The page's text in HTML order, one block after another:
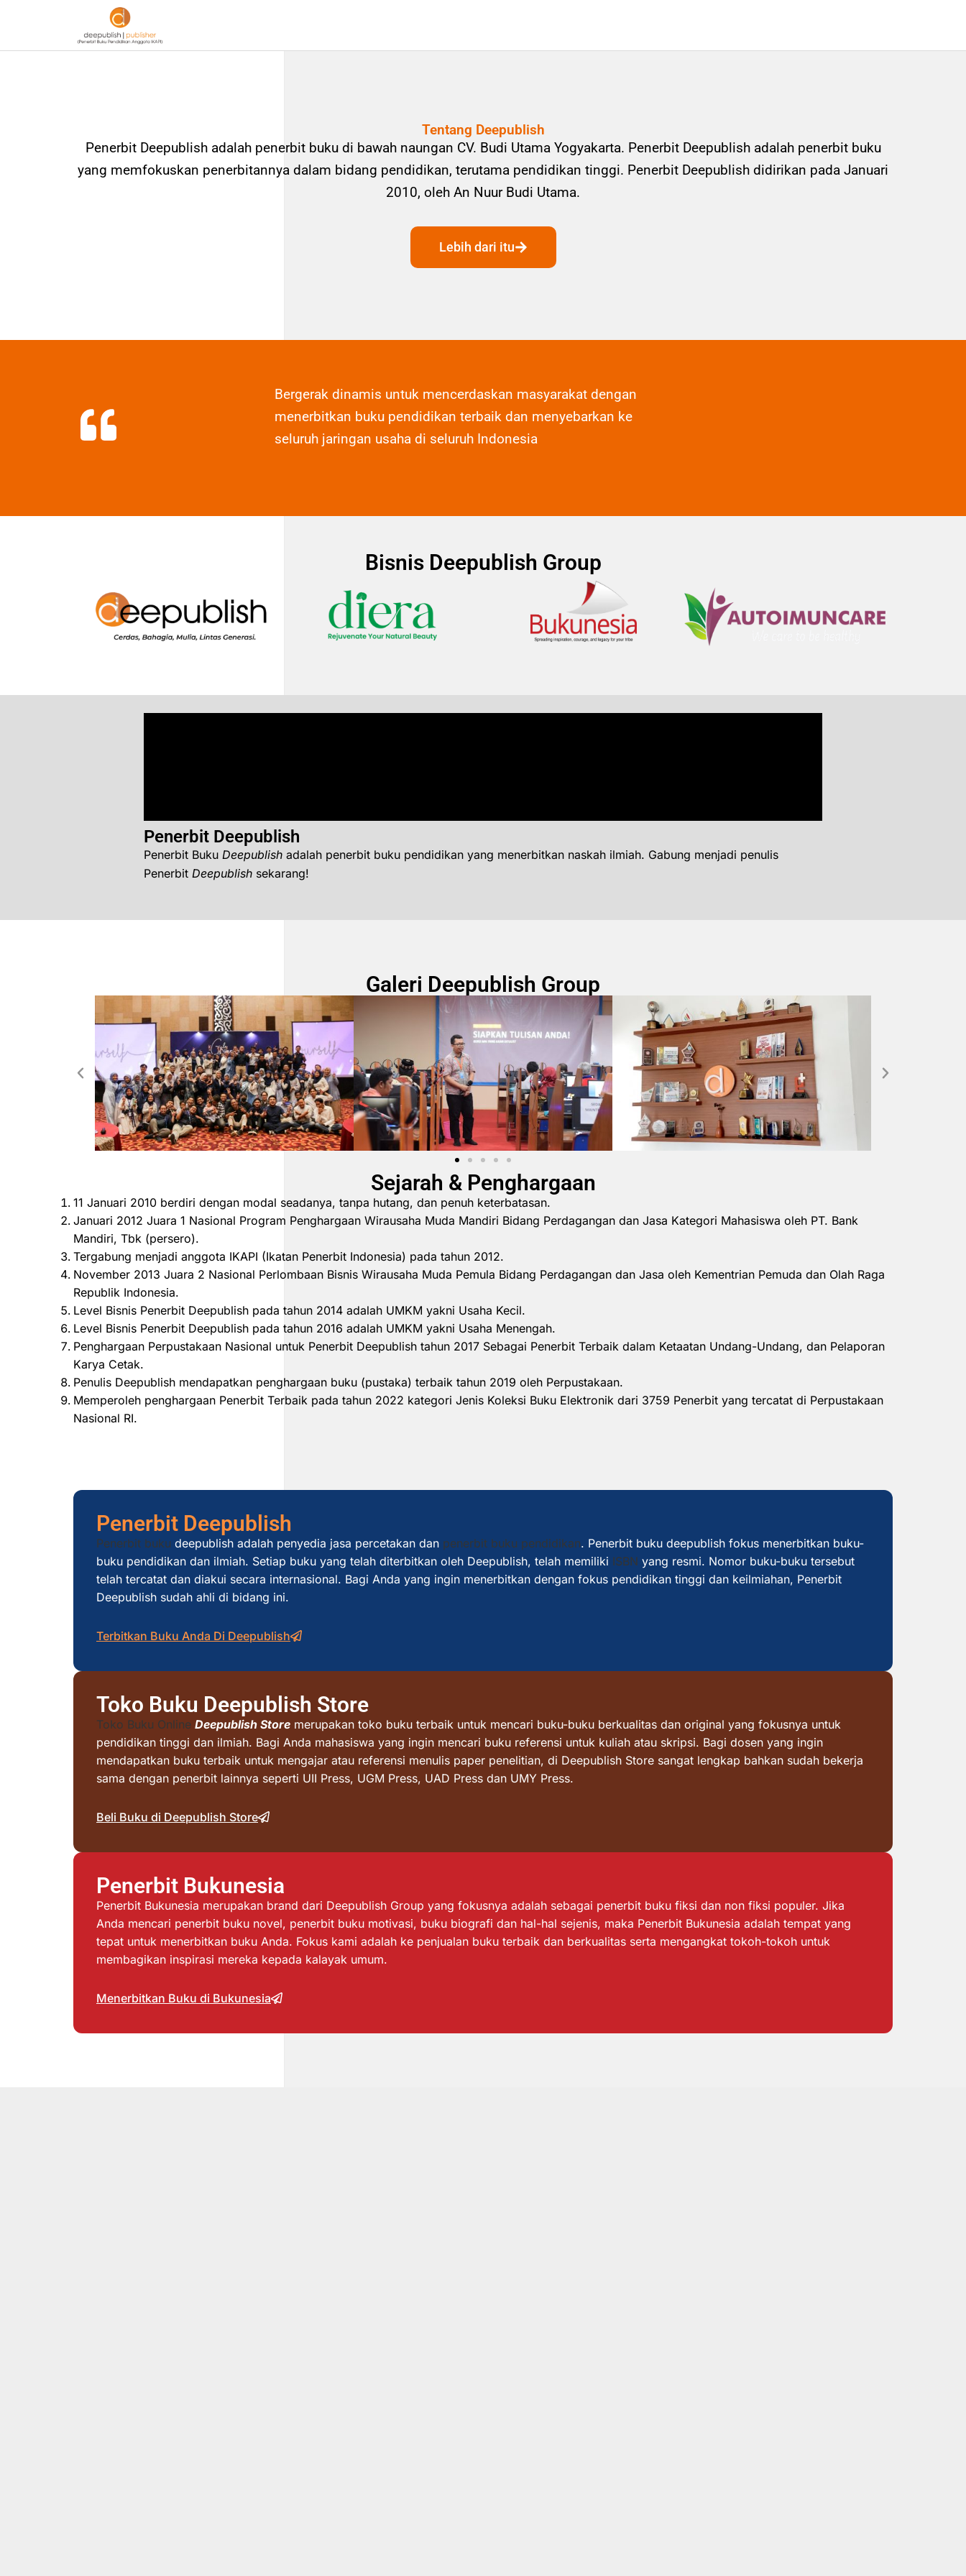
Tentang Deepublish
Penerbit Deepublish adalah penerbit buku di bawah naungan CV. Budi Utama Yogyakarta. Penerbit Deepublish adalah penerbit buku
yang memfokuskan penerbitannya dalam bidang pendidikan, terutama pendidikan tinggi. Penerbit Deepublish didirikan pada Januari
2010, oleh An Nuur Budi Utama.
Lebih dari itu
Bergerak dinamis untuk mencerdaskan masyarakat dengan
menerbitkan buku pendidikan terbaik dan menyebarkan ke
seluruh jaringan usaha di seluruh Indonesia
Bisnis Deepublish Group
Penerbit Deepublish
Penerbit Buku Deepublish adalah penerbit buku pendidikan yang menerbitkan naskah ilmiah. Gabung menjadi penulis
Penerbit Deepublish sekarang!
Galeri Deepublish Group
Sejarah & Penghargaan
11 Januari 2010 berdiri dengan modal seadanya, tanpa hutang, dan penuh keterbatasan.
Januari 2012 Juara 1 Nasional Program Penghargaan Wirausaha Muda Mandiri Bidang Perdagangan dan Jasa Kategori Mahasiswa oleh PT. Bank
Mandiri, Tbk (persero).
Tergabung menjadi anggota IKAPI (Ikatan Penerbit Indonesia) pada tahun 2012.
November 2013 Juara 2 Nasional Perlombaan Bisnis Wirausaha Muda Pemula Bidang Perdagangan dan Jasa oleh Kementrian Pemuda dan Olah Raga
Republik Indonesia.
Level Bisnis Penerbit Deepublish pada tahun 2014 adalah UMKM yakni Usaha Kecil.
Level Bisnis Penerbit Deepublish pada tahun 2016 adalah UMKM yakni Usaha Menengah.
Penghargaan Perpustakaan Nasional untuk Penerbit Deepublish tahun 2017 Sebagai Penerbit Terbaik dalam Ketaatan Undang-Undang, dan Pelaporan
Karya Cetak.
Penulis Deepublish mendapatkan penghargaan buku (pustaka) terbaik tahun 2019 oleh Perpustakaan.
Memperoleh penghargaan Penerbit Terbaik pada tahun 2022 kategori Jenis Koleksi Buku Elektronik dari 3759 Penerbit yang tercatat di Perpustakaan
Nasional RI.
Penerbit Deepublish
Penerbit buku deepublish adalah penyedia jasa percetakan dan penerbit buku pendidikan. Penerbit buku deepublish fokus menerbitkan buku-
buku pendidikan dan ilmiah. Setiap buku yang telah diterbitkan oleh Deepublish, telah memiliki ISBN yang resmi. Nomor buku-buku tersebut
telah tercatat dan diakui secara internasional. Bagi Anda yang ingin menerbitkan dengan fokus pendidikan tinggi dan keilmiahan, Penerbit
Deepublish sudah ahli di bidang ini.
Terbitkan Buku Anda Di Deepublish
Toko Buku Deepublish Store
Toko Buku Online Deepublish Store merupakan toko buku terbaik untuk mencari buku-buku berkualitas dan original yang fokusnya untuk
pendidikan tinggi dan ilmiah. Bagi Anda mahasiswa yang ingin mencari buku referensi untuk kuliah atau skripsi. Bagi dosen yang ingin
mendapatkan buku terbaik untuk mengajar atau referensi menulis paper penelitian, di Deepublish Store sangat lengkap bahkan sudah bekerja
sama dengan penerbit lainnya seperti UII Press, UGM Press, UAD Press dan UMY Press.
Beli Buku di Deepublish Store
Penerbit Bukunesia
Penerbit Bukunesia merupakan brand dari Deepublish Group yang fokusnya adalah sebagai penerbit buku fiksi dan non fiksi populer. Jika
Anda mencari penerbit buku novel, penerbit buku motivasi, buku biografi dan hal-hal sejenis, maka Penerbit Bukunesia adalah tempat yang
tepat untuk menerbitkan buku Anda. Fokus kami adalah ke penjualan buku terbaik dan berkualitas serta mengangkat tokoh-tokoh untuk
membagikan inspirasi mereka kepada kalayak umum.
Menerbitkan Buku di Bukunesia